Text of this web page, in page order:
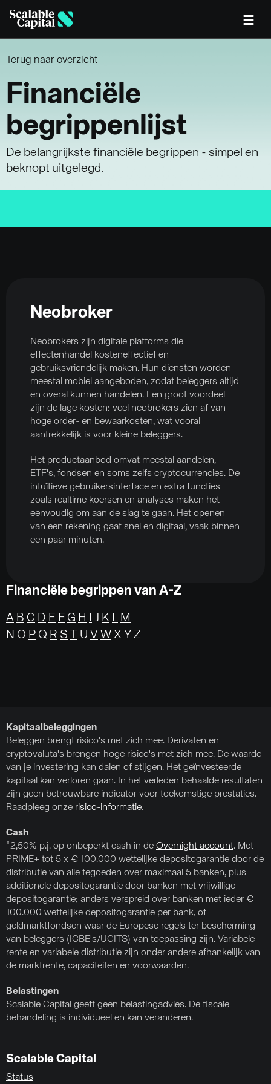
Terug naar overzicht
Financiële
begrippenlijst
De belangrijkste financiële begrippen - simpel en
beknopt uitgelegd.
Neobroker
Neobrokers zijn digitale platforms die
effectenhandel kosteneffectief en
gebruiksvriendelijk maken. Hun diensten worden
meestal mobiel aangeboden, zodat beleggers altijd
en overal kunnen handelen. Een groot voordeel
zijn de lage kosten: veel neobrokers zien af van
hoge order- en bewaarkosten, wat vooral
aantrekkelijk is voor kleine beleggers.
Het productaanbod omvat meestal aandelen,
ETF's, fondsen en soms zelfs cryptocurrencies. De
intuïtieve gebruikersinterface en extra functies
zoals realtime koersen en analyses maken het
eenvoudig om aan de slag te gaan. Het openen
van een rekening gaat snel en digitaal, vaak binnen
een paar minuten.
Financiële begrippen van A-Z
A B C D E F G H J K L M
N O P Q R S U V WX Y Z
Kapitaalbeleggingen
Beleggen brengt risico's met zich mee. Derivaten en
cryptovaluta's brengen hoge risico's met zich mee. De waarde
van je investering kan dalen of stijgen. Het geïnvesteerde
kapitaal kan verloren gaan. In het verleden behaalde resultaten
zijn geen betrouwbare indicator voor toekomstige prestaties.
Raadpleeg onze risico-informatie.
Cash
*2,50% p.j. op onbeperkt cash in de Overnight account. Met
PRIME+ tot 5 x € 100.000 wettelijke depositogarantie door de
distributie van alle tegoeden over maximaal 5 banken, plus
additionele depositogarantie door banken met vrijwillige
depositogarantie; anders verspreid over banken met ieder €
100.000 wettelijke depositogarantie per bank, of
geldmarktfondsen waar de Europese regels ter bescherming
van beleggers (ICBE's/UCITS) van toepassing zijn. Variabele
rente en variabele distributie zijn onder andere afhankelijk van
de marktrente, capaciteiten en voorwaarden.
Belastingen
Scalable Capital geeft geen belastingadvies. De fiscale
behandeling is individueel en kan veranderen.
Scalable Capital
Status